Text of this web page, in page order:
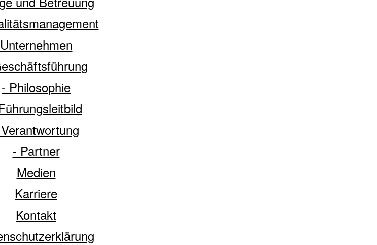
Unternehmen
- Philosophie
- Partner
Medien
Karriere
Kontakt